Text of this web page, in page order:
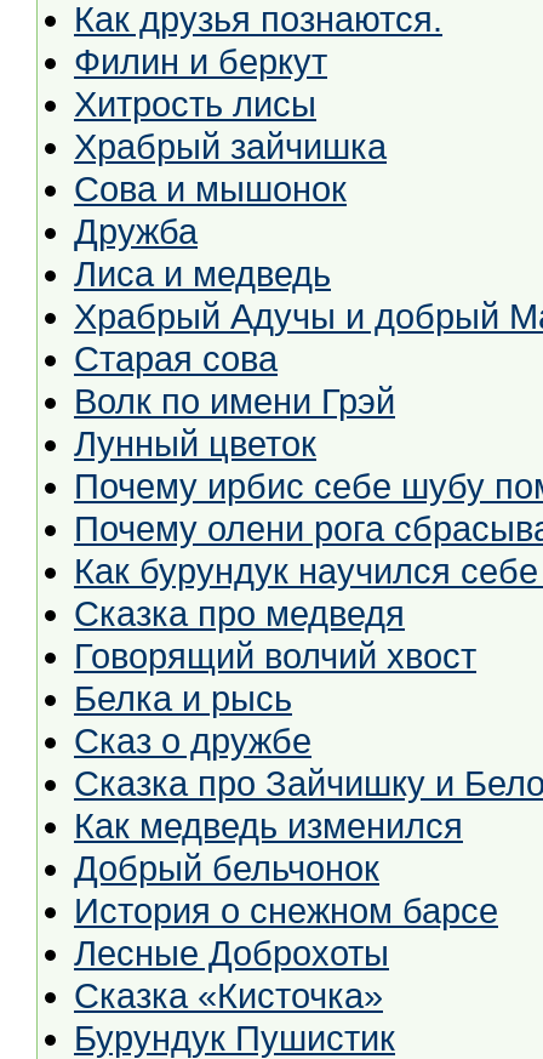
Как друзья познаются.
Филин и беркут
Хитрость лисы
Храбрый зайчишка
Сова и мышонок
Дружба
Лиса и медведь
Храбрый Адучы и добрый
Старая сова
Волк по имени Грэй
Лунный цветок
Почему ирбис себе шубу
Почему олени рога
Как бурундук научился
Сказка про медведя
Говорящий волчий хвост
Белка и рысь
Сказ о дружбе
Сказка про Зайчишку и
Как медведь изменился
Добрый бельчонок
История о снежном барсе
Лесные Доброхоты
Сказка «Кисточка»
Бурундук Пушистик